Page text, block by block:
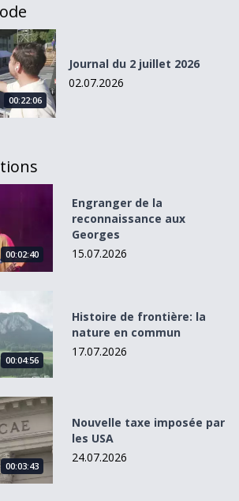
2026
00:22:06
Journal du 2 juillet 2026
02.07.2026
aux Georges
00:02:40
Engranger de la
reconnaissance aux
Georges
15.07.2026
00:04:56
Histoire de frontière: la
nature en commun
17.07.2026
par les USA
00:03:43
Nouvelle taxe imposée par
les USA
24.07.2026